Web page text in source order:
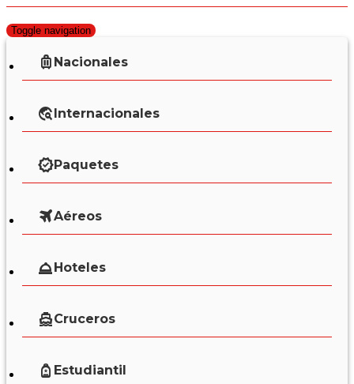
Toggle navigation
Nacionales
Internacionales
Paquetes
Aéreos
Hoteles
Cruceros
Estudiantil